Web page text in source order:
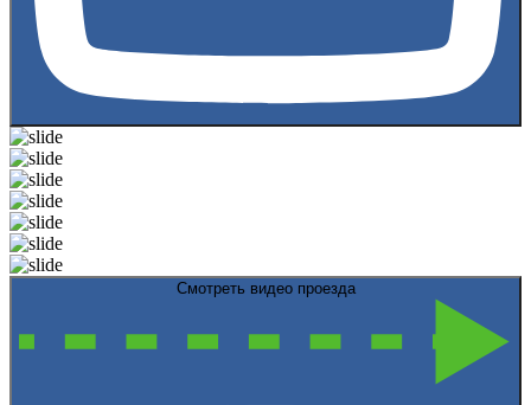
Смотреть видео проезда